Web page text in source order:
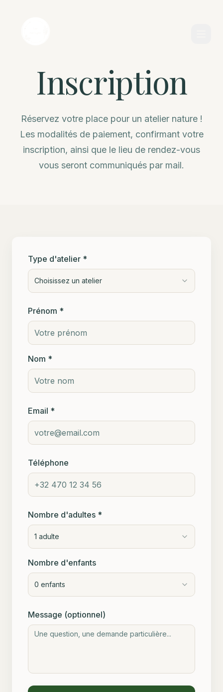
Inscription
Réservez votre place pour un atelier nature !
Les modalités de paiement, confirmant votre
inscription, ainsi que le lieu de rendez-vous
vous seront communiqués par mail.
Type d'atelier *
Choisissez un atelier
Prénom *
Nom *
Email *
Téléphone
Nombre d'adultes *
1 adulte
Nombre d'enfants
0 enfants
Message (optionnel)